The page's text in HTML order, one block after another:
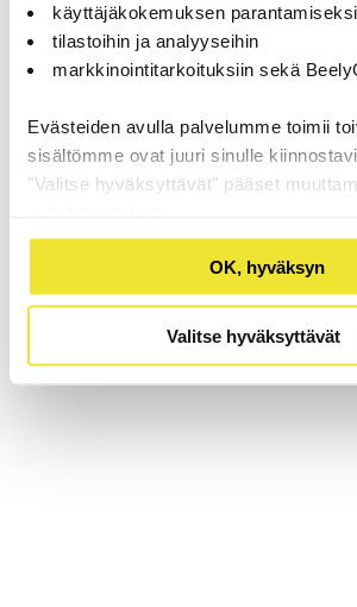
käyttäjäkokemuksen parantamiseksi
tilastoihin ja analyyseihin
markkinointitarkoituksiin sekä
Evästeiden avulla palvelumme toimii
sisältömme ovat juuri sinulle
"Valitse hyväksyttävät" pääset
OK, hyväksyn
Valitse hyväksyttävät